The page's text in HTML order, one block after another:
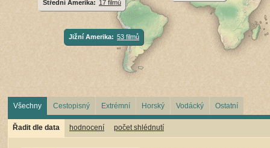
Jižní Amerika: 53 filmů
Střední Amerika: 17 filmů
Všechny Cestopisný Extrémní Horský Vodácký Ostatní
Řadit dle data hodnocení počet shlédnutí